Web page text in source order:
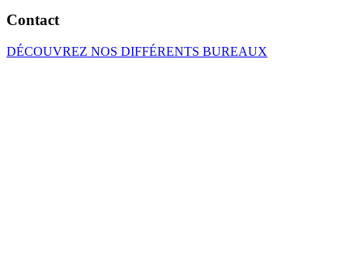
Contact
DÉCOUVREZ NOS DIFFÉRENTS BUREAUX